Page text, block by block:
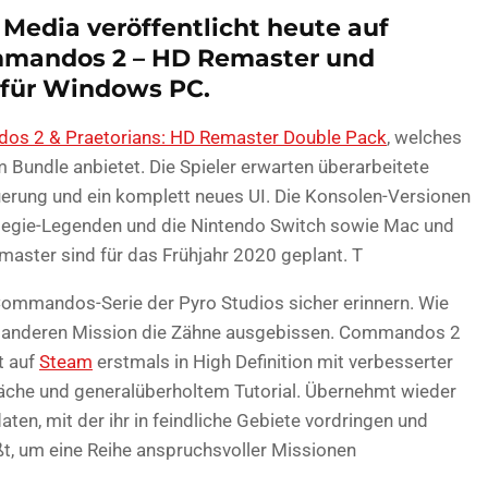
veröffentlicht heute auf
2 – HD Remaster und
Windows PC.
2 & Praetorians: HD Remaster Double Pack, welches
Bundle anbietet. Die Spieler erwarten überarbeitete
und ein komplett neues UI. Die Konsolen-Versionen
Legenden und die Nintendo Switch sowie Mac und
sind für das Frühjahr 2020 geplant. T
Serie der Pyro Studios sicher erinnern. Wie
Mission die Zähne ausgebissen. Commandos 2
auf Steam erstmals in High Definition mit verbesserter
und generalüberholtem Tutorial. Übernehmt wieder
mit der ihr in feindliche Gebiete vordringen und
um eine Reihe anspruchsvoller Missionen